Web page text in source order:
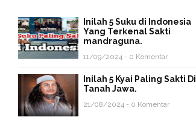
Inilah 5 Suku di Indonesia
Yang Terkenal Sakti
mandraguna.
11/09/2024 - 0 Komentar
Inilah 5 Kyai Paling Sakti Di
Tanah Jawa.
21/08/2024 - 0 Komentar